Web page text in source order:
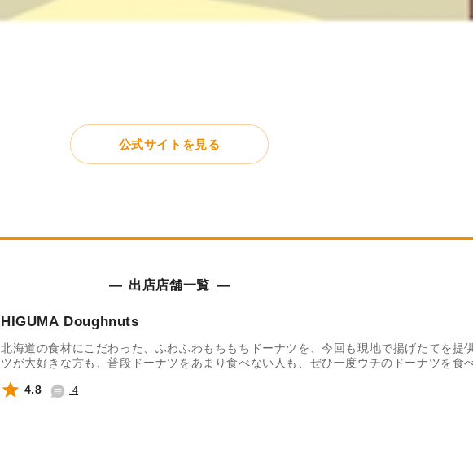
公式サイトを見る
出店店舗一覧
HIGUMA Doughnuts
北海道の食材にこだわった、ふわふわもちもちドーナツを、今回も現地で揚げたてを提
ツが大好きな方も、普段ドーナツをあまり食べない人も、ぜひ一度ウチのドーナツを食
4.8
4